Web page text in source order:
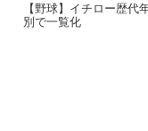
【野球】イチロー歴代
別で一覧化